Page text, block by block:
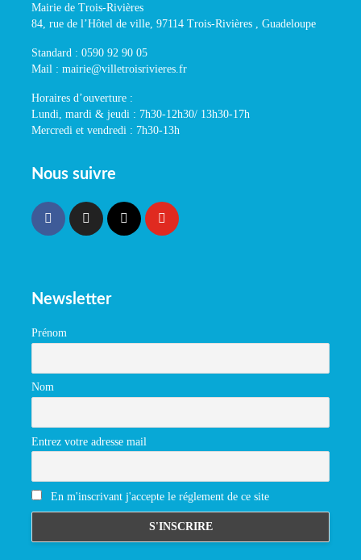
Mairie de Trois-Rivières
84, rue de l’Hôtel de ville, 97114 Trois-Rivières , Guadeloupe
Standard : 0590 92 90 05
Mail : mairie@villetroisrivieres.fr
Horaires d’ouverture :
Lundi, mardi & jeudi : 7h30-12h30/ 13h30-17h
Mercredi et vendredi : 7h30-13h
Nous suivre
Newsletter
Prénom
Nom
Entrez votre adresse mail
En m'inscrivant j'accepte le réglement de ce site